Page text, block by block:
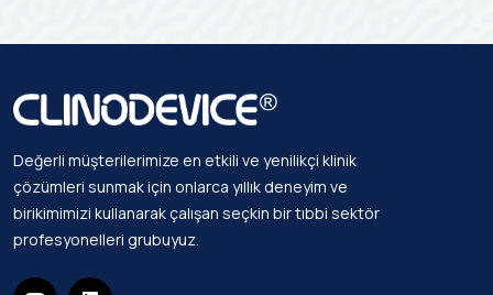
Değerli müşterilerimize en etkili ve yenilikçi klinik
çözümleri sunmak için onlarca yıllık deneyim ve
birikimimizi kullanarak çalışan seçkin bir tıbbi sektör
profesyonelleri grubuyuz.